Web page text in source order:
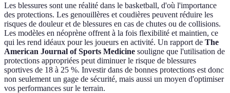
Les blessures sont une réalité dans le basketball, d'où l'importance
des protections. Les genouillères et coudières peuvent réduire les
risques de douleur et de blessures en cas de chutes ou de collisions.
Les modèles en néoprène offrent à la fois flexibilité et maintien, ce
qui les rend idéaux pour les joueurs en activité. Un rapport de The
American Journal of Sports Medicine souligne que l'utilisation de
protections appropriées peut diminuer le risque de blessures
sportives de 18 à 25 %. Investir dans de bonnes protections est donc
non seulement un gage de sécurité, mais aussi un moyen d'optimiser
vos performances sur le terrain.